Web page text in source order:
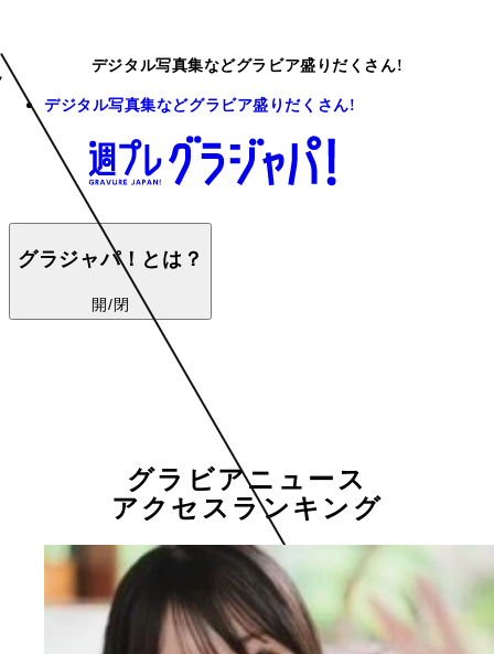
デジタル写真集などグラビア盛りだくさん!
デジタル写真集などグラビア盛りだくさん!
グラジャパ！とは？
開/閉
グラビアニュース
アクセスランキング